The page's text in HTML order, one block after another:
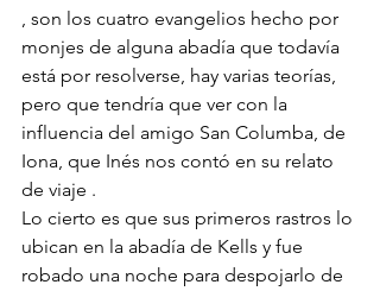
, son los cuatro evangelios hecho por
monjes de alguna abadía que todavía
está por resolverse, hay varias teorías,
pero que tendría que ver con la
influencia del amigo San Columba, de
Iona, que Inés nos contó en su relato
de viaje .
Lo cierto es que sus primeros rastros lo
ubican en la abadía de Kells y fue
robado una noche para despojarlo de